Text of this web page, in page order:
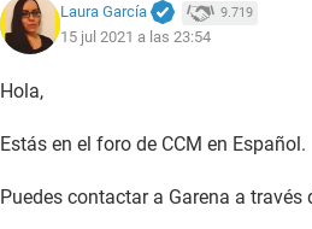
Laura García 9.719
15 jul 2021 a las 23:54
Hola,
Estás en el foro de CCM en Español.
Puedes contactar a Garena a través